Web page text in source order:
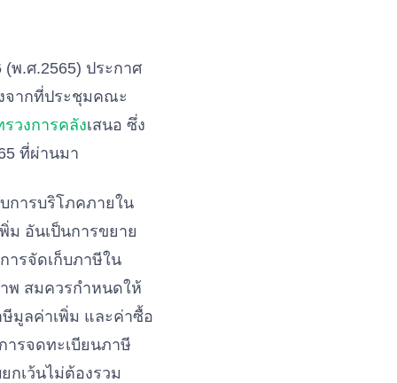
พ.ศ.2565) ประกาศ
จากที่ประชุมคณะ
รวงการคลังเสนอ ซึ่ง
ที่ผ่านมา
การบริโภคภายใน
ม อันเป็นการขยาย
ารจัดเก็บภาษีใน
พ สมควรกำหนดให้
ษีมูลค่าเพิ่ม และค่าซื้อ
ารจดทะเบียนภาษี
กเว้นไม่ต้องรวม